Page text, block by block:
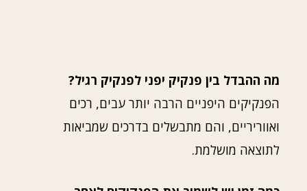
מה ההבדל בין פנקיק יפני לפנקיק רגיל?
הפנקיקים היפניים הרבה יותר עבים, רכים
ואווריריים, והם מתבשלים בדרכים שמביאות
לתוצאה מושלמת.